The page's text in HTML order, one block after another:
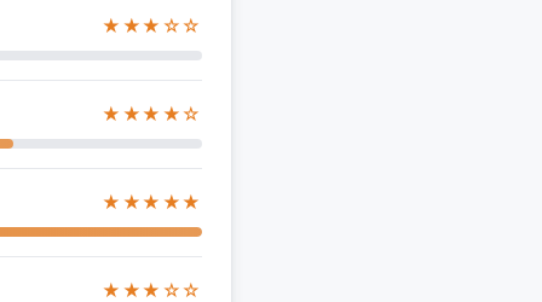
★★★☆☆
★★★★☆
★★★★★
★★★☆☆